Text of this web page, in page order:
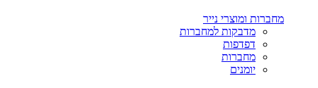
מחברות ומוצרי נייר
מדבקות למחברות
דפדפות
מחברות
יומנים